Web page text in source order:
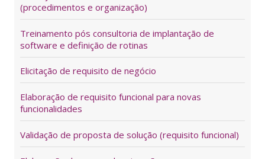
(procedimentos e organização)
Treinamento pós consultoria de implantação de
software e definição de rotinas
Elicitação de requisito de negócio
Elaboração de requisito funcional para novas
funcionalidades
Validação de proposta de solução (requisito funcional)